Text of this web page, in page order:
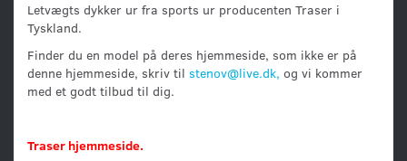
Letvægts dykker ur fra sports ur producenten Traser i
Tyskland.
Finder du en model på deres hjemmeside, som ikke er på
denne hjemmeside, skriv til stenov@live.dk, og vi kommer
med et godt tilbud til dig.
Traser hjemmeside.